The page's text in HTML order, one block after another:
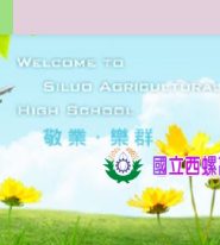
轉
至
要
容